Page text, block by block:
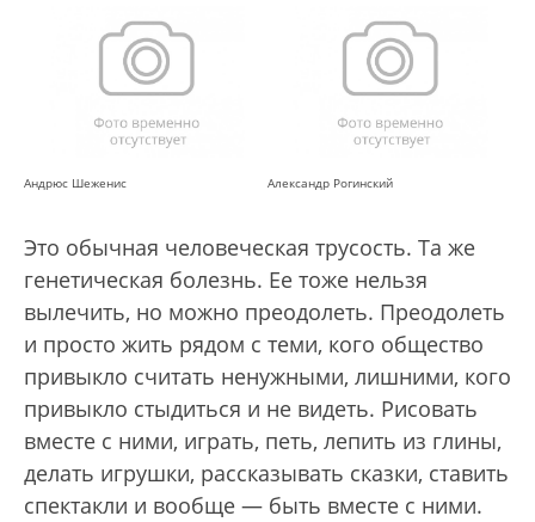
Андрюс Шеженис Александр Рогинский
Это обычная человеческая трусость. Та же
генетическая болезнь. Ее тоже нельзя
вылечить, но можно преодолеть. Преодолеть
и просто жить рядом с теми, кого общество
привыкло считать ненужными, лишними, кого
привыкло стыдиться и не видеть. Рисовать
вместе с ними, играть, петь, лепить из глины,
делать игрушки, рассказывать сказки, ставить
спектакли и вообще — быть вместе с ними.